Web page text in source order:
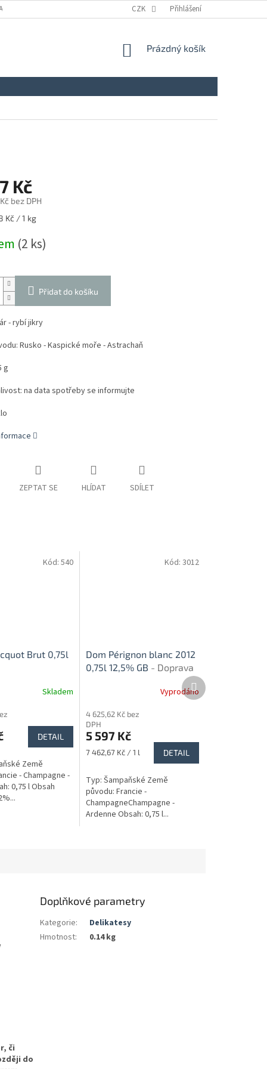
ZÁSADY ZPRACOVÁNÍ A
CZK Přihlášení
NÁKUPNÍ
Prázdný košík
Kč
bez DPH
Kč / 1 kg
(2 ks)
Přidat do košíku
- rybí jikry
Rusko -Kaspické moře - Astrachaň
g
na data spotřeby se informujte
ZEPTAT SE HLÍDAT SDÍLET
Brut 0,75l
Skladem
DETAIL
Země
- Champagne -
0,75 l Obsah
Kód:540
Dom Pérignon blanc 2012
0,75l 12,5% GB - Doprava
Vyprodáno
4 625,62 Kč bez
DPH
5 597 Kč
Měrná
7 462,67 Kč / 1 l DETAIL
Typ: Šampaňské Země
původu: Francie -
ChampagneChampagne -
Ardenne Obsah: 0,75 l...
Kód: 3012
Další
produkt
či
do
Doplňkové parametry
Kategorie:
Delikatesy
Hmotnost: 0.14 kg